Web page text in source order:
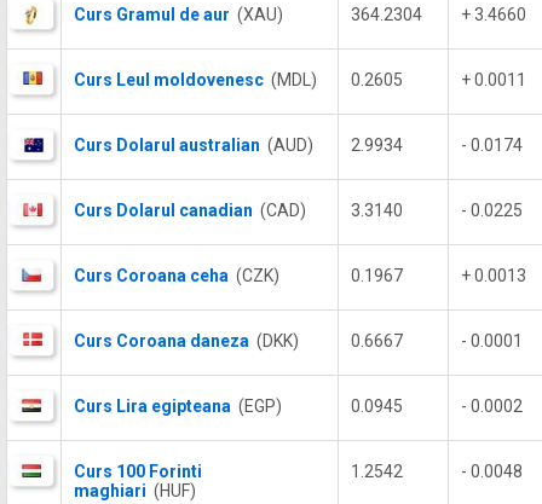
Curs Gramul de aur (XAU) 364.2304 + 3.4660
Curs Leul moldovenesc (MDL) 0.2605 + 0.0011
Curs Dolarul australian (AUD) 2.9934 - 0.0174
Curs Dolarul canadian (CAD) 3.3140 - 0.0225
Curs Coroana ceha (CZK) 0.1967 + 0.0013
Curs Coroana daneza (DKK) 0.6667 - 0.0001
Curs Lira egipteana (EGP) 0.0945 - 0.0002
Curs 100 Forinti
maghiari (HUF)
1.2542 - 0.0048